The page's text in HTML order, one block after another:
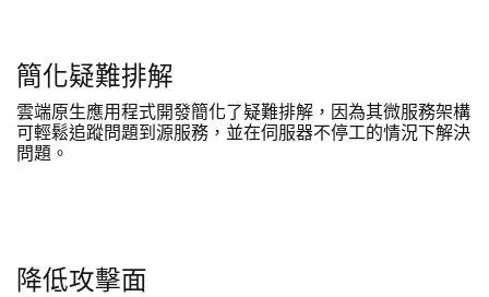
簡化疑難排解
雲端原生應用程式開發簡化了疑難排解，因為其微服務架構
可輕鬆追蹤問題到源服務，並在伺服器不停工的情況下解決
問題。
降低攻擊面